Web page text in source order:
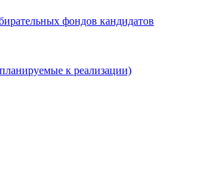
фондов кандидатов
к реализации)